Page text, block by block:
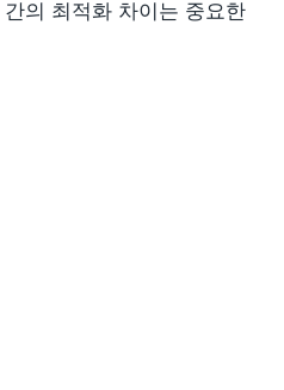
의 최적화 차이는 중요한